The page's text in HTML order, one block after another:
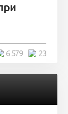
23
6 579